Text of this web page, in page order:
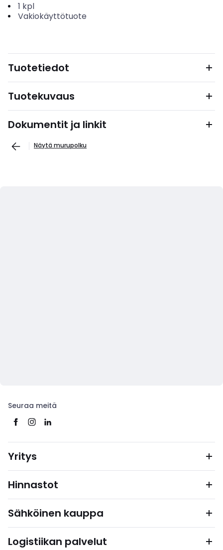
1 kpl
Vakiokäyttötuote
Tuotetiedot
Tuotekuvaus
Dokumentit ja linkit
Näytä murupolku
Seuraa meitä
Yritys
Hinnastot
Sähköinen kauppa
Logistiikan palvelut